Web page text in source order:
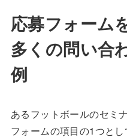
応募フォーム
多くの問い合
例
あるフットボールのセミ
フォームの項目の1つと